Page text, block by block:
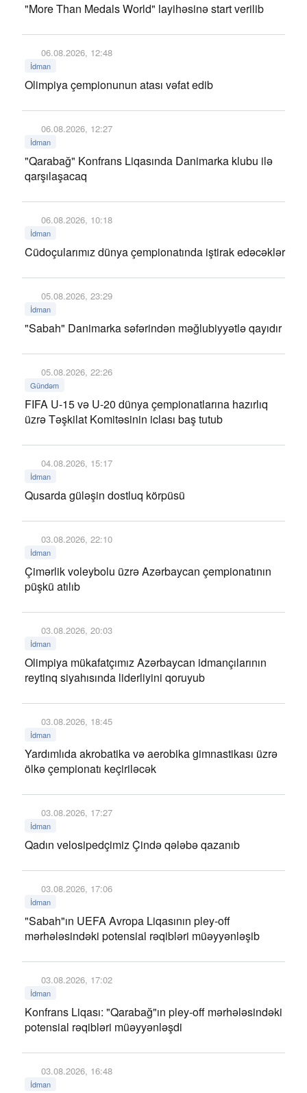
"More Than Medals World" layihəsinə start verilib
06.08.2026, 12:48
İdman
Olimpiya çempionunun atası vəfat edib
06.08.2026, 12:27
İdman
"Qarabağ" Konfrans Liqasında Danimarka klubu ilə
qarşılaşacaq
06.08.2026, 10:18
İdman
Cüdoçularımız dünya çempionatında iştirak edəcəklər
05.08.2026, 23:29
İdman
"Sabah" Danimarka səfərindən məğlubiyyətlə qayıdır
05.08.2026, 22:26
Gündəm
FIFA U-15 və U-20 dünya çempionatlarına hazırlıq
üzrə Təşkilat Komitəsinin iclası baş tutub
04.08.2026, 15:17
İdman
Qusarda güləşin dostluq körpüsü
03.08.2026, 22:10
İdman
Çimərlik voleybolu üzrə Azərbaycan çempionatının
püşkü atılıb
03.08.2026, 20:03
İdman
Olimpiya mükafatçımız Azərbaycan idmançılarının
reytinq siyahısında liderliyini qoruyub
03.08.2026, 18:45
İdman
Yardımlıda akrobatika və aerobika gimnastikası üzrə
ölkə çempionatı keçiriləcək
03.08.2026, 17:27
İdman
Qadın velosipedçimiz Çində qələbə qazanıb
03.08.2026, 17:06
İdman
"Sabah"ın UEFA Avropa Liqasının pley-off
mərhələsindəki potensial rəqibləri müəyyənləşib
03.08.2026, 17:02
İdman
Konfrans Liqası: "Qarabağ"ın pley-off mərhələsindəki
potensial rəqibləri müəyyənləşdi
03.08.2026, 16:48
İdman